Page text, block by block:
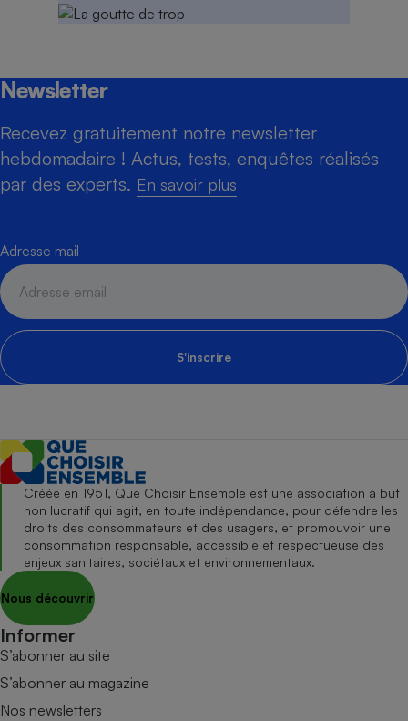
Newsletter
Recevez gratuitement notre newsletter
hebdomadaire ! Actus, tests, enquêtes réalisés
par des experts. En savoir plus
Adresse mail
S'inscrire
Créée en 1951, Que Choisir Ensemble est une association à but
non lucratif qui agit, en toute indépendance, pour défendre les
droits des consommateurs et des usagers, et promouvoir une
consommation responsable, accessible et respectueuse des
enjeux sanitaires, sociétaux et environnementaux.
Nous découvrir
Informer
S’abonner au site
S’abonner au magazine
Nos newsletters